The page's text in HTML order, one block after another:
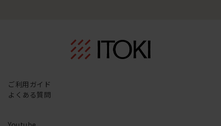
ご利用ガイド
よくある質問